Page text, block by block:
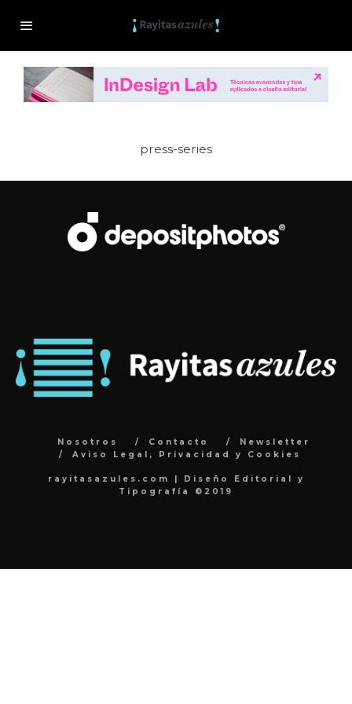
press-series
Nosotros Contacto
Newsletter
Aviso Legal, Privacidad y Cookies
rayitasazules.com | Diseño Editorial y
Tipografía ©2019